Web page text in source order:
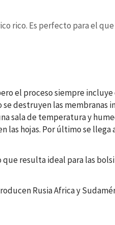
rico. Es perfecto para el
el proceso siempre incluye
destruyen las membranas
sala de temperatura y
las hojas. Por último se llega
resulta ideal para las
Rusia Africa y